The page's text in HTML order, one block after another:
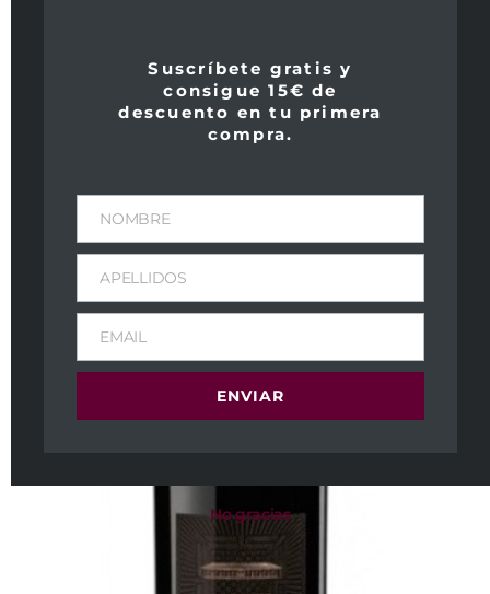
Suscríbete gratis y
consigue 15€ de
descuento en tu primera
compra.
NOMBRE
APELLIDOS
EMAIL
ENVIAR
No gracias